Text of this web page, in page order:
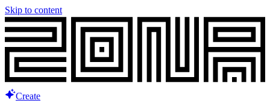
Skip to content
Create